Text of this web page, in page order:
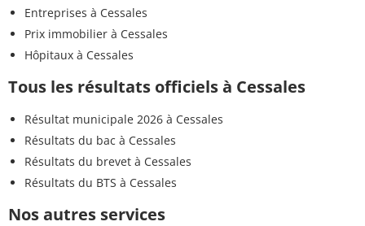
Entreprises à Cessales
Prix immobilier à Cessales
Hôpitaux à Cessales
Tous les résultats officiels à Cessales
Résultat municipale 2026 à Cessales
Résultats du bac à Cessales
Résultats du brevet à Cessales
Résultats du BTS à Cessales
Nos autres services